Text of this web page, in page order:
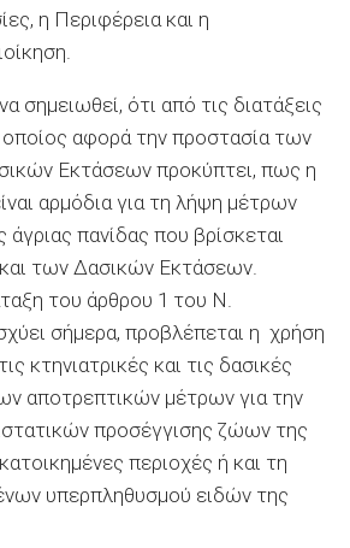
η Περιφέρεια και η
σημειωθεί, ότι από τις διατάξεις
αφορά την προστασία των
Εκτάσεων προκύπτει, πως η
αρμόδια για τη λήψη μέτρων
άγριας πανίδας που βρίσκεται
των Δασικών Εκτάσεων.
του άρθρου 1 του Ν.
σήμερα, προβλέπεται η χρήση
κτηνιατρικές και τις δασικές
αποτρεπτικών μέτρων για την
προσέγγισης ζώων της
περιοχές ή και τη
υπερπληθυσμού ειδών της